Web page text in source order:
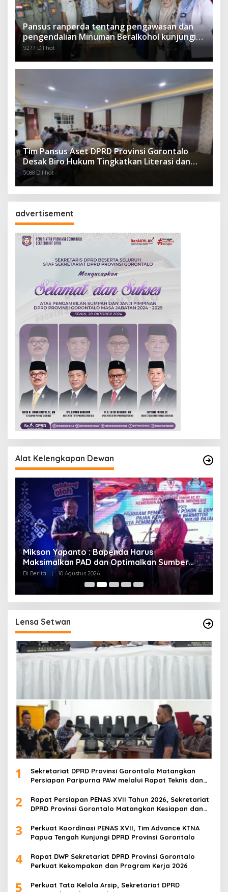
Pansus ranperda tentang pengawasan dan
pengendalian Minuman Beralkohol kunjungi
Polres Boalemo
5277 Dilihat
Tim Pansus Aset DPRD Provinsi Gorontalo
Desak Biro Hukum Tingkatkan Literasi dan
Mitigasi Resiko Hukum Terkait Aset Daerah
5088 Dilihat
advertisement
Alat Kelengkapan Dewan
Mikson Yapanto : Bapenda Harus
Maksimalkan PAD dan Optimalkan Sumber
Pendapatan Daerah
Di Berita 10 Agustus 2026
Lensa Setwan
1
Sekretariat DPRD Provinsi Gorontalo Matangkan
Persiapan Paripurna PAW melalui Rapat Teknis dan
2
Rapat Persiapan PENAS XVII Tahun 2026, Sekretariat
DPRD Provinsi Gorontalo Matangkan Kesiapan dan
3
Perkuat Koordinasi PENAS XVII, Tim Advance KTNA
Papua Tengah Kunjungi DPRD Provinsi Gorontalo
4
Rapat DWP Sekretariat DPRD Provinsi Gorontalo
Perkuat Kekompakan dan Program Kerja 2026
5
Perkuat Tata Kelola Arsip, Sekretariat DPRD